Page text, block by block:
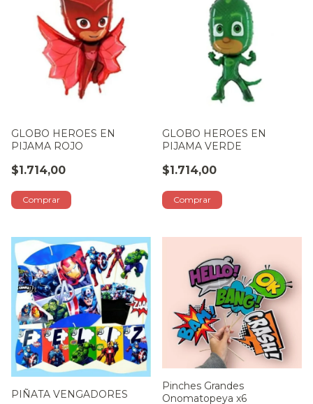
GLOBO HEROES EN
PIJAMA ROJO
$1.714,00
GLOBO HEROES EN
PIJAMA VERDE
$1.714,00
PIÑATA VENGADORES
Pinches Grandes
Onomatopeya x6